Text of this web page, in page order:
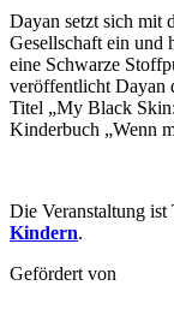
Dayan setzt sich mit
Gesellschaft ein und
eine Schwarze
veröffentlicht Dayan
Titel „My Black
Kinderbuch „Wenn
Die Veranstaltung
Kindern.
Gefördert von